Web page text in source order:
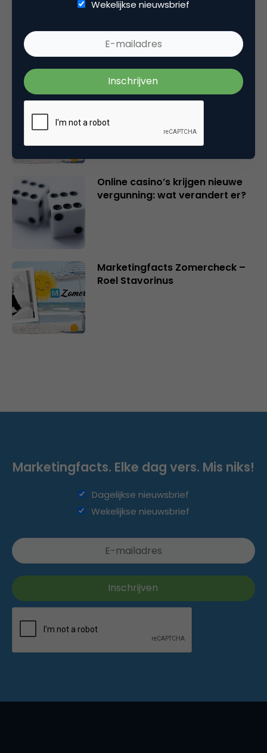
Marketingfacts Zomercheck –
Marketingfacts Zomercheck –
Online casino’s krijgen nieuwe
vergunning: wat verandert er?
Marketingfacts Zomercheck –
Roel Stavorinus
Wekelijkse nieuwsbrief
Marketingfacts. Elke dag vers. Mis niks!
Dagelijkse nieuwsbrief
Wekelijkse nieuwsbrief